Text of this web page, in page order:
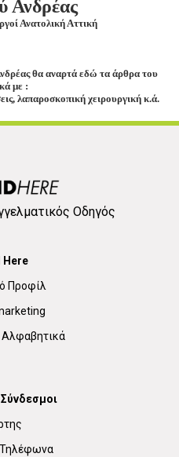
Ανδρέας
Ανατολική Αττική
θα αναρτά εδώ τα άρθρα του
με :
λαπαροσκοπική χειρουργική κ.ά.
Οδηγός
Here
Προφίλ
Αλφαβητικά